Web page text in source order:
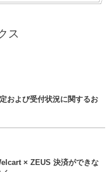
ス
および受付状況に関するお
× ZEUS 決済ができな